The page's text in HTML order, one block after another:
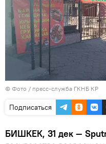
© Фото / пресс-служба ГКНБ КР
Подписаться
БИШКЕК, 31 дек —